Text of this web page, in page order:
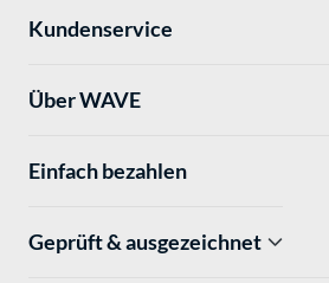
Kundenservice
Über WAVE
Einfach bezahlen
Geprüft & ausgezeichnet